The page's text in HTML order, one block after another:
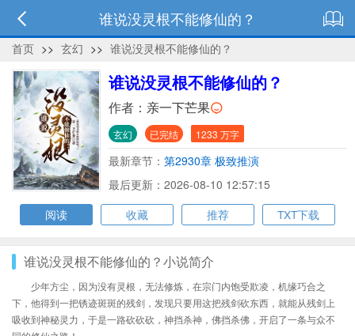
谁说没灵根不能修仙的？
首页 >> 玄幻 >> 谁说没灵根不能修仙的？
谁说没灵根不能修仙的？
作者： 亲一下芒果
玄幻 已完结 1233 万字
最新章节： 第2930章 极致推演
最后更新：2026-08-10 12:57:15
阅读
收藏 推荐 TXT下载
谁说没灵根不能修仙的？小说简介
少年方尘，因为没有灵根，无法修炼，在宗门内饱受欺凌，机缘巧合之
下，他得到一把锈迹斑斑的残剑，发现只要用这把残剑砍东西，就能从残剑上
吸收到神秘灵力，于是一路砍砍砍，神挡杀神，佛挡杀佛，开启了一条与众不